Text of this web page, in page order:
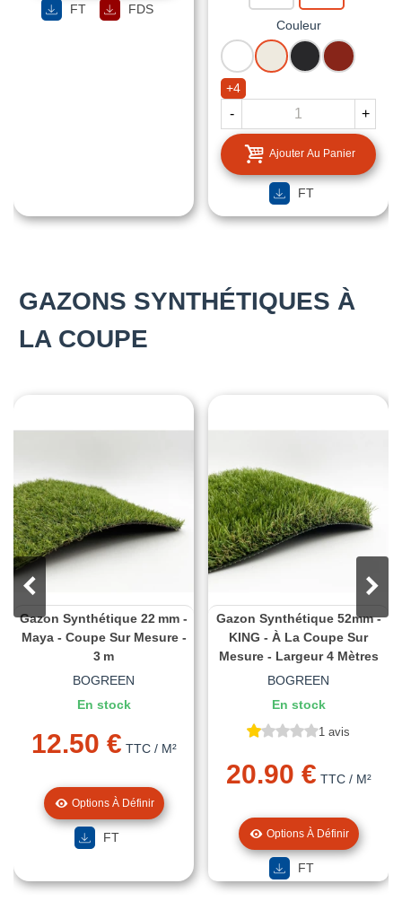
FT FDS
Couleur
BLANC BLANC
CREME
NOIR
MAT
ROUGE
BASQUE
+4
- +
Ajouter Au Panier
FT
GAZONS SYNTHÉTIQUES À
LA COUPE
Gazon Synthétique 22 Mm -
Maya - Coupe Sur Mesure -
3 M
BOGREEN
En stock
12.50 € TTC/ M²
Options À Définir
FT
Gazon Synthétique 52mm -
KING - À La Coupe Sur
Mesure - Largeur 4 Mètres
BOGREEN
En stock
1 avis
20.90 € TTC/ M²
Options À Définir
FT